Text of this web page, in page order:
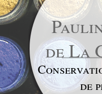
de La
de